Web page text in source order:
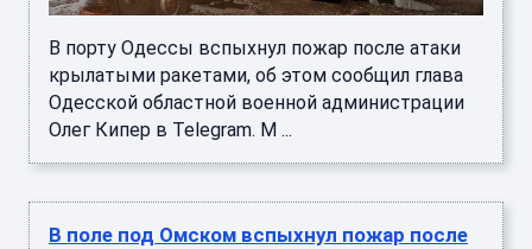
В порту Одессы вспыхнул пожар после атаки
крылатыми ракетами, об этом сообщил глава
Одесской областной военной администрации
Олег Кипер в Telegram. М ...
В поле под Омском вспыхнул пожар после